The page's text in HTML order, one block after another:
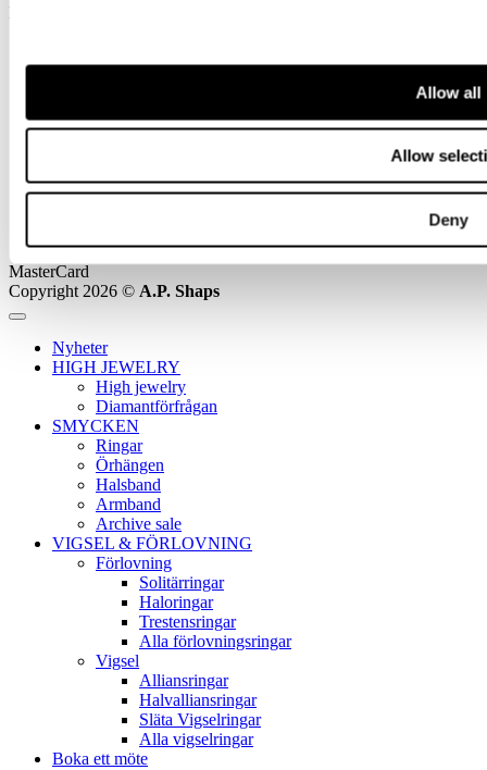
Allow all
Allow
Deny
Klarna
MasterCard
Copyright 2026 © A.P. Shaps
Nyheter
HIGH JEWELRY
High jewelry
Diamantförfrågan
SMYCKEN
Ringar
Örhängen
Halsband
Armband
Archive sale
VIGSEL & FÖRLOVNING
Förlovning
Solitärringar
Haloringar
Trestensringar
Alla förlovningsringar
Vigsel
Alliansringar
Halvalliansringar
Släta Vigselringar
Alla vigselringar
Boka ett möte